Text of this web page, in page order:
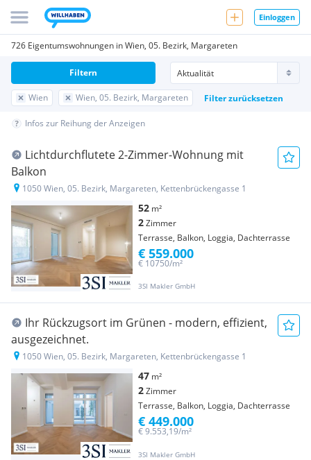
Einloggen
726 Eigentumswohnungen in Wien, 05. Bezirk, Margareten
Wien Wien, 05. Bezirk, Margareten Filter zurücksetzen
Filtern
Infos zur Reihung der Anzeigen
Lichtdurchflutete 2-Zimmer-Wohnung mit
Balkon
1050 Wien, 05. Bezirk, Margareten, Kettenbrückengasse 1
52 m²
2Zimmer
Terrasse, Balkon, Loggia, Dachterrasse
3SI Makler GmbH
€ 10750/m²
€ 559.000
Ihr Rückzugsort im Grünen - modern, effizient,
ausgezeichnet.
1050 Wien, 05. Bezirk, Margareten, Kettenbrückengasse 1
47 m²
2Zimmer
Terrasse, Balkon, Loggia, Dachterrasse
3SI Makler GmbH
€ 9.553,19/m²
€ 449.000